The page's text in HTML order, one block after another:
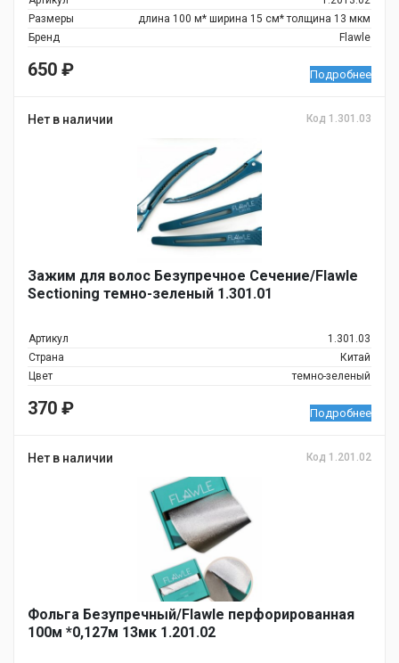
Размеры
длина 100 м* ширина 15 см* толщина 13 мкм
Бренд
Flawle
650 ₽ Подробнее
Нет в наличии Код 1.301.03
Зажим для волос Безупречное Сечение/Flawle
Sectioning темно-зеленый 1.301.01
Артикул
1.301.03
Страна
Китай
Цвет
темно-зеленый
370 ₽ Подробнее
Нет в наличии Код 1.201.02
Фольга Безупречный/Flawle перфорированная
100м *0,127м 13мк 1.201.02